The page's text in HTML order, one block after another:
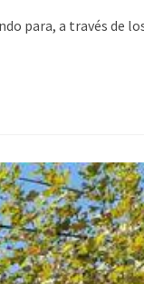
para, a través de